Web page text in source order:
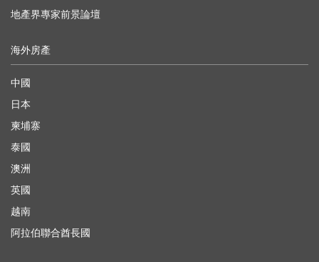
地產界專家前景論壇
海外房產
中國
日本
柬埔寨
泰國
澳洲
英國
越南
阿拉伯聯合酋長國